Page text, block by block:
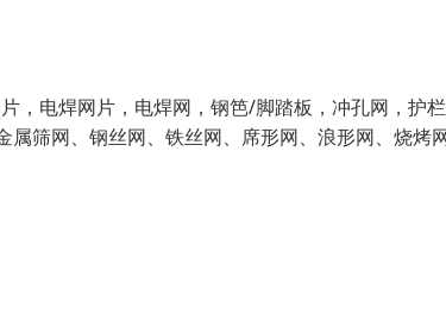
，电焊网片，电焊网，钢笆/脚踏板，冲孔网，护
筛网、钢丝网、铁丝网、席形网、浪形网、烧烤